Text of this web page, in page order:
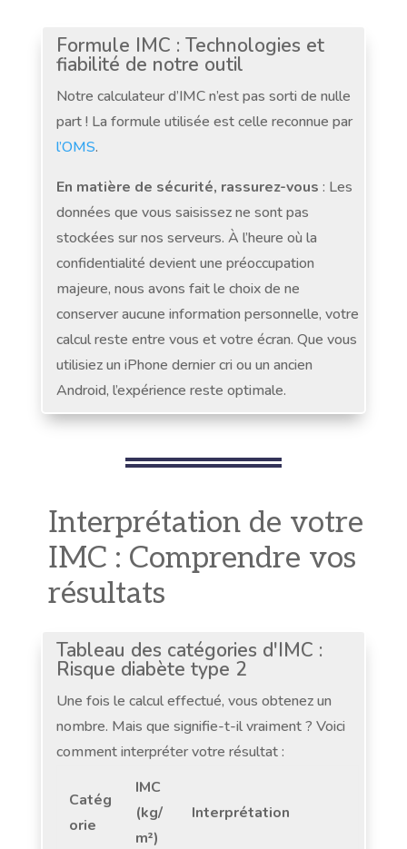
Formule IMC : Technologies et
fiabilité de notre outil
Notre calculateur d’IMC n’est pas sorti de nulle
part ! La formule utilisée est celle reconnue par
l’OMS.
En matière de sécurité, rassurez-vous : Les
données que vous saisissez ne sont pas
stockées sur nos serveurs. À l’heure où la
confidentialité devient une préoccupation
majeure, nous avons fait le choix de ne
conserver aucune information personnelle, votre
calcul reste entre vous et votre écran. Que vous
utilisiez un iPhone dernier cri ou un ancien
Android, l’expérience reste optimale.
Interprétation de votre
IMC : Comprendre vos
résultats
Tableau des catégories d'IMC :
Risque diabète type 2
Une fois le calcul effectué, vous obtenez un
nombre. Mais que signifie-t-il vraiment ? Voici
comment interpréter votre résultat :
Catég
orie
IMC
(kg/
m²)
Interprétation